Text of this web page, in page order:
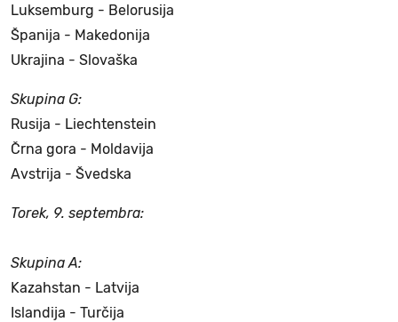
Luksemburg - Belorusija
Španija - Makedonija
Ukrajina - Slovaška
Skupina G:
Rusija - Liechtenstein
Črna gora - Moldavija
Avstrija - Švedska
Torek, 9. septembra:
Skupina A:
Kazahstan - Latvija
Islandija - Turčija